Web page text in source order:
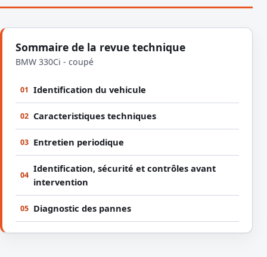
Sommaire de la revue technique
BMW 330Ci - coupé
01 Identification du vehicule
02 Caracteristiques techniques
03 Entretien periodique
04
Identification, sécurité et contrôles avant
intervention
05 Diagnostic des pannes